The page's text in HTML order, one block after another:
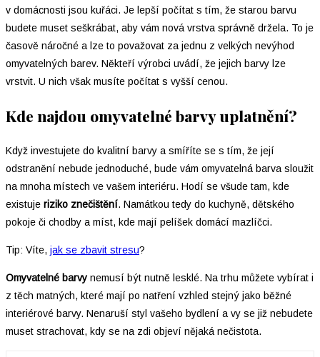
v domácnosti jsou kuřáci. Je lepší počítat s tím, že starou barvu
budete muset seškrábat, aby vám nová vrstva správně držela. To je
časově náročné a lze to považovat za jednu z velkých nevýhod
omyvatelných barev. Někteří výrobci uvádí, že jejich barvy lze
vrstvit. U nich však musíte počítat s vyšší cenou.
Kde najdou omyvatelné barvy uplatnění?
Když investujete do kvalitní barvy a smíříte se s tím, že její
odstranění nebude jednoduché, bude vám omyvatelná barva sloužit
na mnoha místech ve vašem interiéru. Hodí se všude tam, kde
existuje riziko znečištění. Namátkou tedy do kuchyně, dětského
pokoje či chodby a míst, kde mají pelíšek domácí mazlíčci.
Tip: Víte, jak se zbavit stresu?
Omyvatelné barvy nemusí být nutně lesklé. Na trhu můžete vybírat i
z těch matných, které mají po natření vzhled stejný jako běžné
interiérové barvy. Nenaruší styl vašeho bydlení a vy se již nebudete
muset strachovat, kdy se na zdi objeví nějaká nečistota.